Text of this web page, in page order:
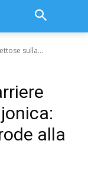
sulla...
alla